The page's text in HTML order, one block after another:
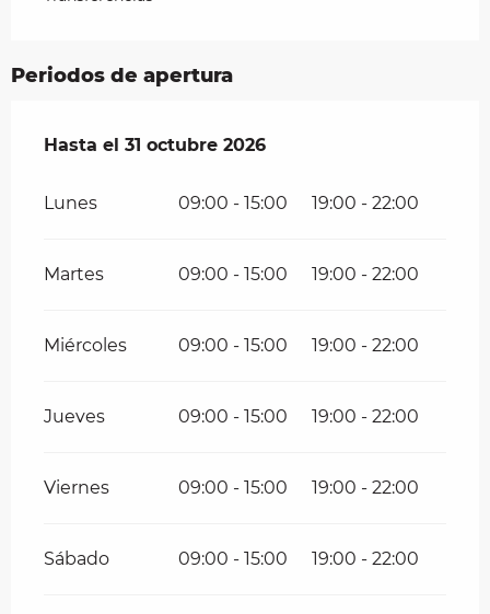
Periodos de apertura
Del1 abril 2026al31 octubre 2026
Hasta el 31 octubre 2026
Lunes 09:00 - 15:00 19:00 - 22:00
Martes 09:00 - 15:00 19:00 - 22:00
Miércoles 09:00 - 15:00 19:00 - 22:00
Jueves 09:00 - 15:00 19:00 - 22:00
Viernes 09:00 - 15:00 19:00 - 22:00
Sábado 09:00 - 15:00 19:00 - 22:00